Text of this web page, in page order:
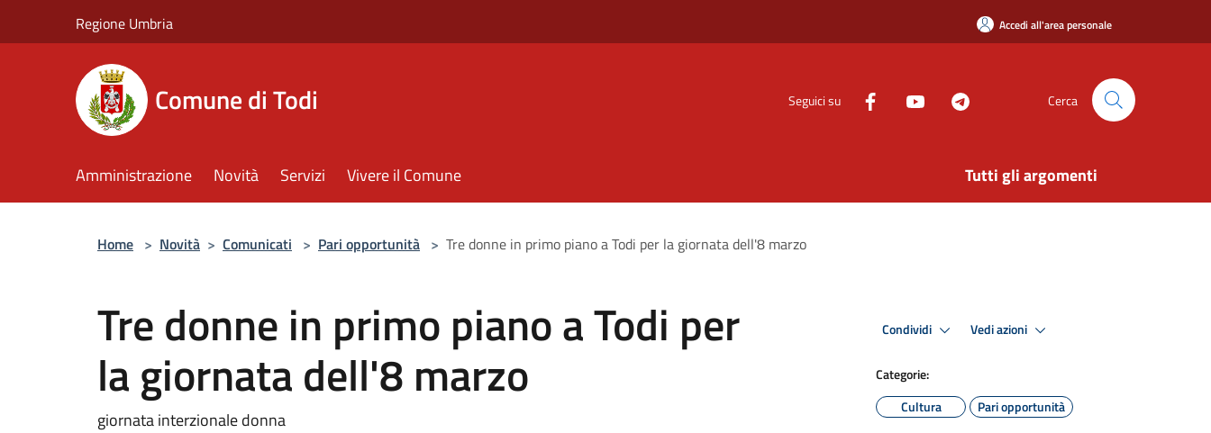
Regione Umbria Accedi all'area personale
Comune di Todi Seguici su Cerca
Amministrazione Novità Servizi Vivere il Comune Tutti gli argomenti
Home > Novità > Comunicati > Pari opportunità > Tre donne in primo piano a Todi per la giornata dell'8 marzo
Tre donne in primo piano a Todi per
la giornata dell'8 marzo
giornata interzionale donna
Condividi Vedi azioni
Categorie:
Cultura
Pari opportunità